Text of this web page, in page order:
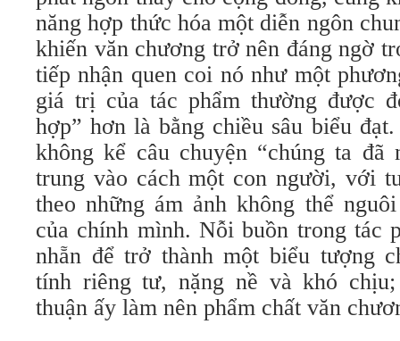
năng hợp thức hóa một diễn ngôn
khiến văn chương trở nên đáng ngờ
tiếp nhận quen coi nó như một
giá trị của tác phẩm thường được
hợp” hơn là bằng chiều sâu biểu
không kể câu chuyện “chúng ta đã
trung vào cách một con người, với
theo những ám ảnh không thể
của chính mình. Nỗi buồn trong tác
nhẵn để trở thành một biểu tượng
tính riêng tư, nặng nề và khó
thuận ấy làm nên phẩm chất văn